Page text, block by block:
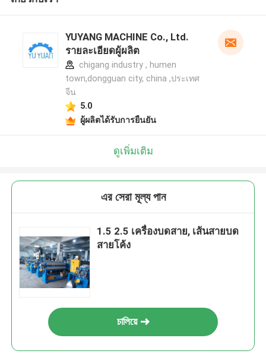
YUYANG MACHINE Co., Ltd.
รายละเอียดผู้ผลิต
chigang industry , humen
town,dongguan city, china ,ประเทศ
จีน
5.0
ผู้ผลิตได้รับการยืนยัน
ดูเพิ่มเติม
এর সেরা মূল্য পান
1.5 2.5 เครื่องบดสาย, เส้นสายบด
สายโค้ง
চালিয়ে